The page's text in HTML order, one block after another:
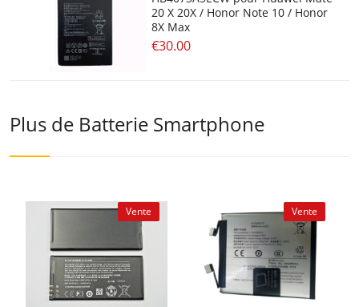
20 X 20X / Honor Note 10 / Honor
8X Max
€30.00
Plus de Batterie Smartphone
Vente Vente